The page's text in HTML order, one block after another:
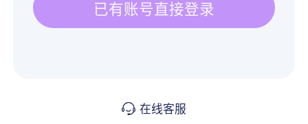
已有账号直接登录
在线客服